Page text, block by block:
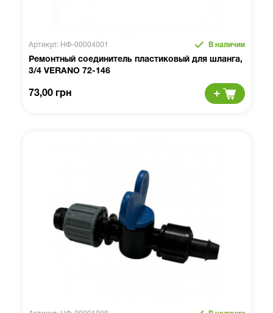
Артикул: НФ-00004001 В наличии
Ремонтный соединитель пластиковый для шланга,
3/4 VERANO 72-146
73,00 грн